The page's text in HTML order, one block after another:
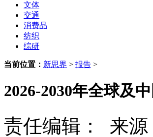
文体
交通
消费品
纺织
综研
当前位置： 新思界 > 报告 >
2026-2030年全球及
责任编辑： 来源